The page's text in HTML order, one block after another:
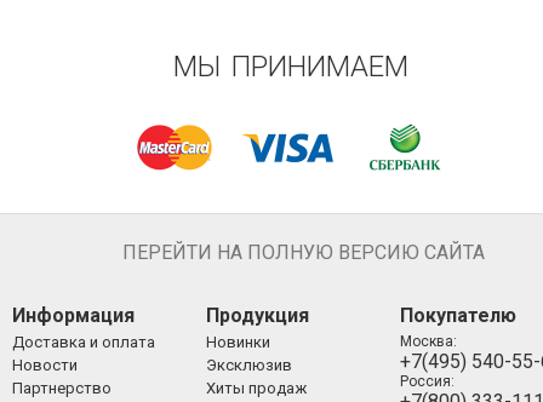
МЫ ПРИНИМАЕМ
ПЕРЕЙТИ НА ПОЛНУЮ ВЕРСИЮ САЙТА
Информация
Доставка и оплата
Новости
Партнерство
Продукция
Новинки
Эксклюзив
Хиты продаж
Покупателю
Москва:
+7(495) 540-
Россия: